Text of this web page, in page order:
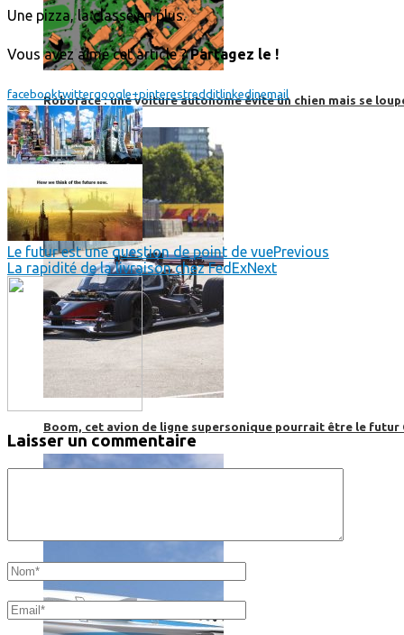
Roborace : une voiture autonome évite un chien mais se
Boom, cet avion de ligne supersonique pourrait être le futur
Une pizza, la classe en plus.
Vous avez aimé cet article ?Partagez le !
facebooktwittergoogle+pinterestredditlinkedinemail
Le futur est une question de point de vuePrevious
La rapidité de la livraison chez FedExNext
Laisser un commentaire